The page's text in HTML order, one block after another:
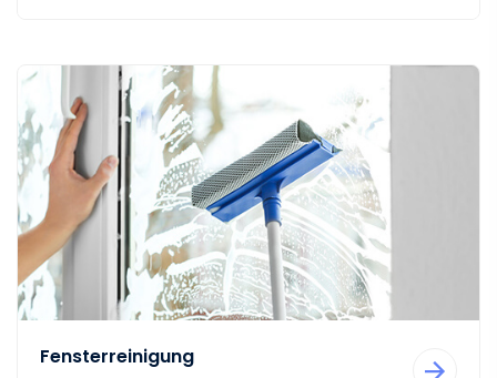
Fensterreinigung